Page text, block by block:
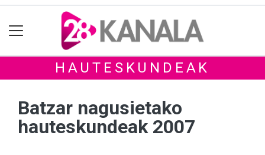
HAUTESKUNDEAK
Batzar nagusietako
hauteskundeak 2007